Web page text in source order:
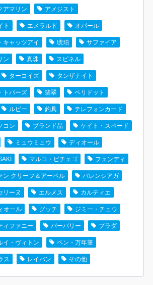
アマリン アメジスト
ト エメラルド オパール
キャッツアイ 琥珀 サファイア
ン 真珠 スピネル
ターコイズ タンザナイト
トパーズ 翡翠 ペリドット
ルビー 釣具 テレフォンカード
コン ブランド品 ケイト・スペード
ミュウミュウ ディオール
マルコ・ビチェゴ フェンディ
ン クリーフ＆アーペル バレンシアガ
リーヌ エルメス カルティエ
オール グッチ ジミー・チュウ
ィファニー バーバリー プラダ
イ・ヴィトン ペン・万年筆
ス レイバン その他